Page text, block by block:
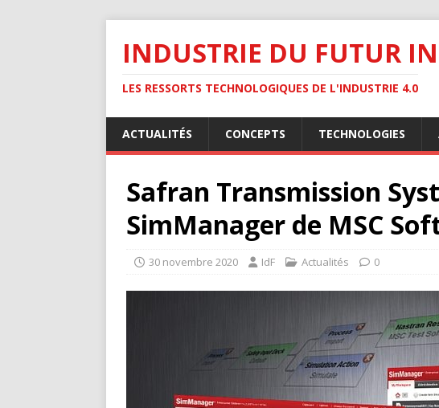
INDUSTRIE DU FUTUR
LES RESSORTS TECHNOLOGIQUES DE L'INDUSTRIE 4.0
ACTUALITÉS CONCEPTS TECHNOLOGIES
Safran Transmission
SimManager de MSC
30 novembre 2020 IdF Actualités 0